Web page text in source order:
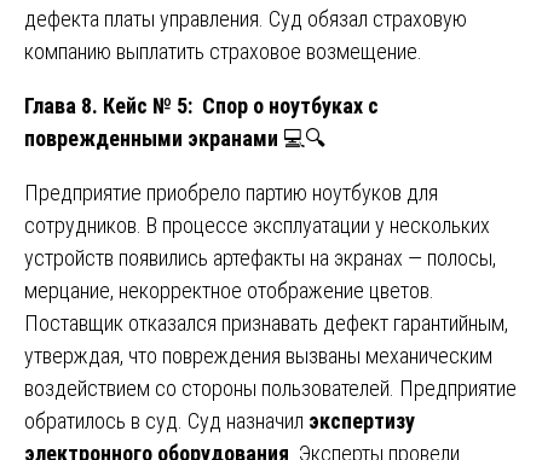
дефекта платы управления. Суд обязал страховую
компанию выплатить страховое возмещение.
Глава 8. Кейс № 5: Спор о ноутбуках с
поврежденными экранами 💻🔍
Предприятие приобрело партию ноутбуков для
сотрудников. В процессе эксплуатации у нескольких
устройств появились артефакты на экранах — полосы,
мерцание, некорректное отображение цветов.
Поставщик отказался признавать дефект гарантийным,
утверждая, что повреждения вызваны механическим
воздействием со стороны пользователей. Предприятие
обратилось в суд. Суд назначил экспертизу
электронного оборудования . Эксперты провели